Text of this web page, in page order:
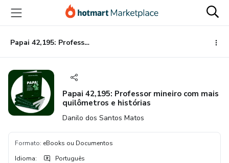
para
conteúdo
principal
para
pagamento
para
rodapé
Papai 42,195: Professor mineiro com mais quilômetros e histórias
Papai 42,195: Professor mineiro com mais
quilômetros e histórias
Danilo dos Santos Matos
Formato: eBooks ou Documentos
Idioma: Português